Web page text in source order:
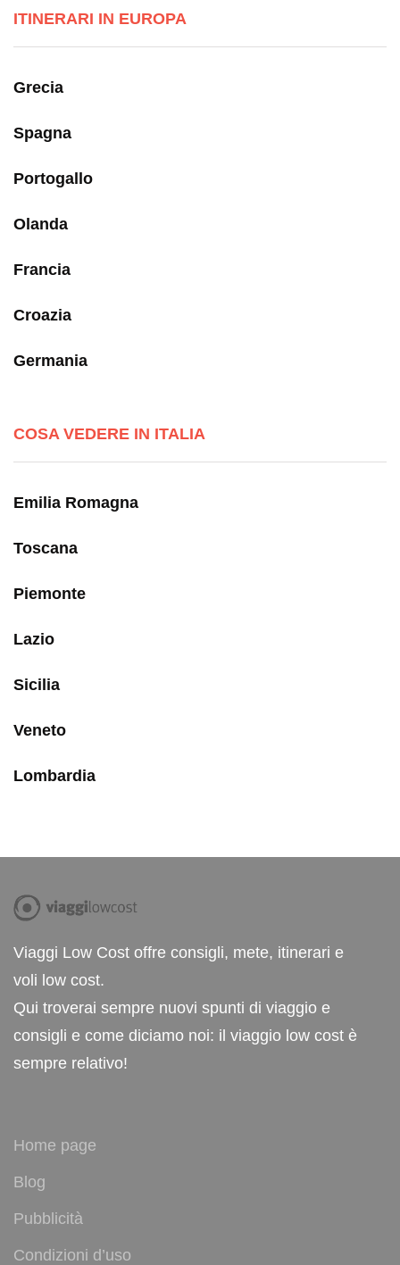
ITINERARI IN EUROPA
Grecia
Spagna
Portogallo
Olanda
Francia
Croazia
Germania
COSA VEDERE IN ITALIA
Emilia Romagna
Toscana
Piemonte
Lazio
Sicilia
Veneto
Lombardia
Viaggi Low Cost offre consigli, mete, itinerari e
voli low cost.
Qui troverai sempre nuovi spunti di viaggio e
consigli e come diciamo noi: il viaggio low cost è
sempre relativo!
Home page
Blog
Pubblicità
Condizioni d’uso